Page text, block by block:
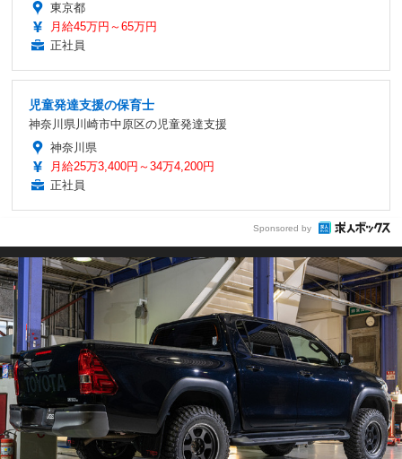
東京都
月給45万円～65万円
正社員
児童発達支援の保育士
神奈川県川崎市中原区の児童発達支援
神奈川県
月給25万3,400円～34万4,200円
正社員
Sponsored by